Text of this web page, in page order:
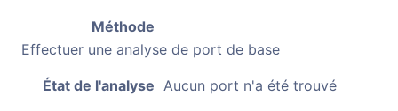
Méthode
Effectuer une analyse de port de base
État de l'analyse Aucun port n'a été trouvé